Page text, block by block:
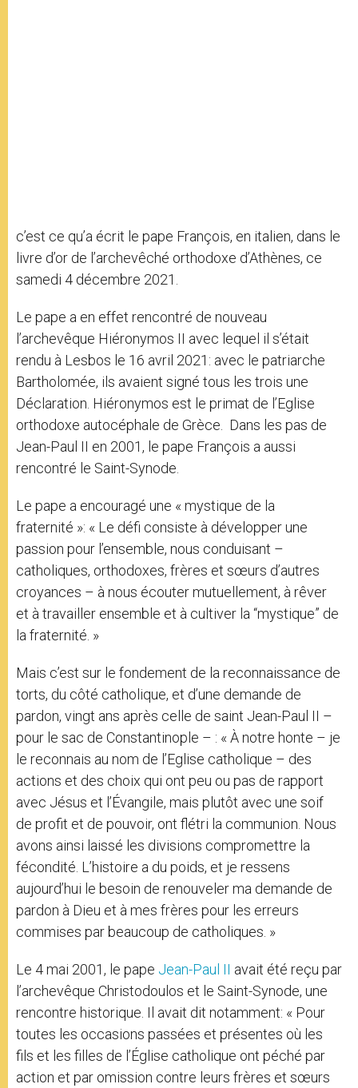
c’est ce qu’a écrit le pape François, en italien, dans le
livre d’or de l’archevêché orthodoxe d’Athènes, ce
samedi 4 décembre 2021.
Le pape a en effet rencontré de nouveau
l’archevêque Hiéronymos II avec lequel il s’était
rendu à Lesbos le 16 avril 2021: avec le patriarche
Bartholomée, ils avaient signé tous les trois une
Déclaration. Hiéronymos est le primat de l’Eglise
orthodoxe autocéphale de Grèce. Dans les pas de
Jean-Paul II en 2001, le pape François a aussi
rencontré le Saint-Synode.
Le pape a encouragé une « mystique de la
fraternité »: « Le défi consiste à développer une
passion pour l’ensemble, nous conduisant –
catholiques, orthodoxes, frères et sœurs d’autres
croyances – à nous écouter mutuellement, à rêver
et à travailler ensemble et à cultiver la “mystique” de
la fraternité. »
Mais c’est sur le fondement de la reconnaissance de
torts, du côté catholique, et d’une demande de
pardon, vingt ans après celle de saint Jean-Paul II –
pour le sac de Constantinople – : « À notre honte – je
le reconnais au nom de l’Eglise catholique – des
actions et des choix qui ont peu ou pas de rapport
avec Jésus et l’Évangile, mais plutôt avec une soif
de profit et de pouvoir, ont flétri la communion. Nous
avons ainsi laissé les divisions compromettre la
fécondité. L’histoire a du poids, et je ressens
aujourd’hui le besoin de renouveler ma demande de
pardon à Dieu et à mes frères pour les erreurs
commises par beaucoup de catholiques. »
Le 4 mai 2001, le pape Jean-Paul II avait été reçu par
l’archevêque Christodoulos et le Saint-Synode, une
rencontre historique. Il avait dit notamment: « Pour
toutes les occasions passées et présentes où les
fils et les filles de l’Église catholique ont péché par
action et par omission contre leurs frères et sœurs